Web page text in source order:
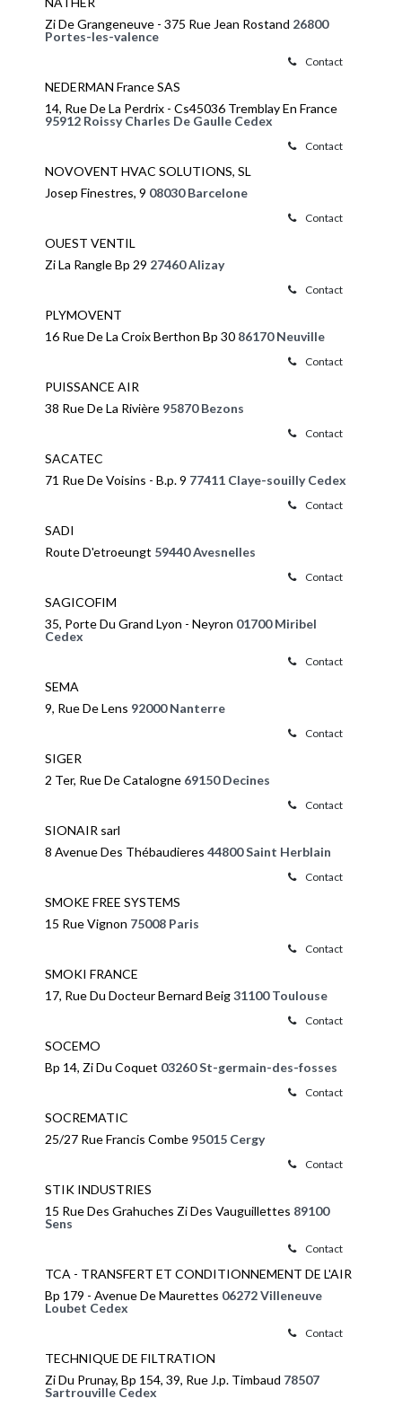
Zi De Grangeneuve - 375 Rue Jean Rostand 26800
Portes-les-valence
Contact
NEDERMAN France SAS
14, Rue De La Perdrix - Cs45036 Tremblay En France
95912 Roissy Charles De Gaulle Cedex
Contact
NOVOVENT HVAC SOLUTIONS, SL
Josep Finestres, 9 08030 Barcelone
Contact
OUEST VENTIL
Zi La Rangle Bp 29 27460 Alizay
Contact
PLYMOVENT
16 Rue De La Croix Berthon Bp 30 86170 Neuville
Contact
PUISSANCE AIR
38 Rue De La Rivière 95870 Bezons
Contact
SACATEC
71 Rue De Voisins - B.p. 9 77411 Claye-souilly Cedex
Contact
SADI
Route D'etroeungt 59440 Avesnelles
Contact
SAGICOFIM
35, Porte Du Grand Lyon - Neyron 01700 Miribel
Cedex
Contact
SEMA
9, Rue De Lens 92000 Nanterre
Contact
SIGER
2 Ter, Rue De Catalogne 69150 Decines
Contact
SIONAIR sarl
8 Avenue Des Thébaudieres 44800 Saint Herblain
Contact
SMOKE FREE SYSTEMS
15 Rue Vignon 75008 Paris
Contact
SMOKI FRANCE
17, Rue Du Docteur Bernard Beig31100 Toulouse
Contact
SOCEMO
Bp 14, Zi Du Coquet 03260 St-germain-des-fosses
Contact
SOCREMATIC
25/27 Rue Francis Combe 95015 Cergy
Contact
STIK INDUSTRIES
15 Rue Des Grahuches Zi Des Vauguillettes 89100
Sens
Contact
TCA - TRANSFERT ET CONDITIONNEMENT DE L'AIR
Bp 179 - Avenue De Maurettes 06272 Villeneuve
Loubet Cedex
Contact
TECHNIQUE DE FILTRATION
Zi Du Prunay, Bp 154, 39, Rue J.p. Timbaud 78507
Sartrouville Cedex